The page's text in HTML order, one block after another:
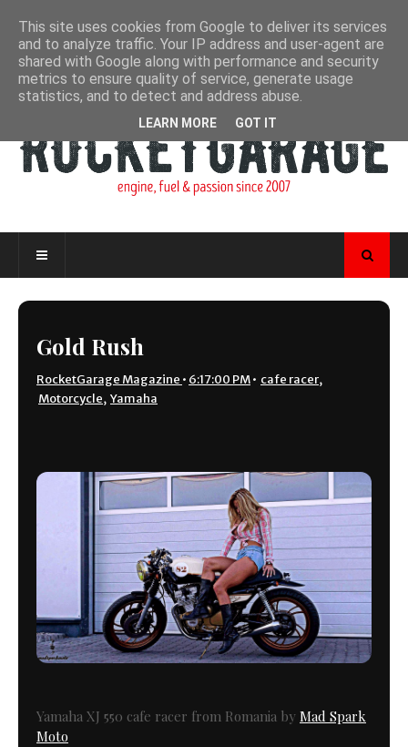
Gold Rush
RocketGarage Magazine • 6:17:00 PM• cafe racer,
Motorcycle, Yamaha
Yamaha XJ 550 cafe racer from Romania by Mad Spark
Moto
This site uses cookies from Google to deliver its services
and to analyze traffic. Your IP address and user-agent are
shared with Google along with performance and security
metrics to ensure quality of service, generate usage
statistics, and to detect and address abuse.
LEARN MORE GOT IT